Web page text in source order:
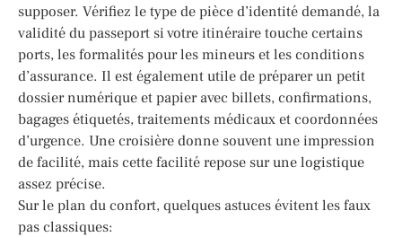
supposer. Vérifiez le type de pièce d’identité demandé, la
validité du passeport si votre itinéraire touche certains
ports, les formalités pour les mineurs et les conditions
d’assurance. Il est également utile de préparer un petit
dossier numérique et papier avec billets, confirmations,
bagages étiquetés, traitements médicaux et coordonnées
d’urgence. Une croisière donne souvent une impression
de facilité, mais cette facilité repose sur une logistique
assez précise.
Sur le plan du confort, quelques astuces évitent les faux
pas classiques: